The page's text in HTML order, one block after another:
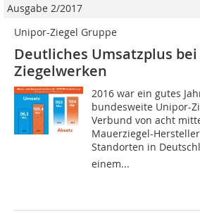
Ausgabe 2/2017
Unipor-Ziegel Gruppe
Deutliches Umsatzplus
Ziegelwerken
2016 war ein gutes
bundesweite Unipor-
Verbund von acht
Mauerziegel-
Standorten in
einem...